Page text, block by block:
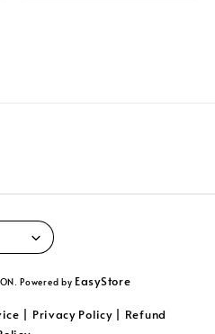
Powered by EasyStore
| Privacy Policy | Refund